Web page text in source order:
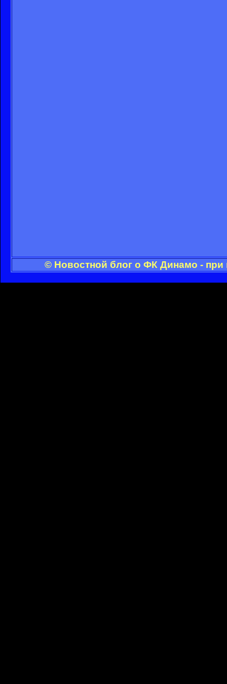
© Новостной блог о ФК Динамо - при